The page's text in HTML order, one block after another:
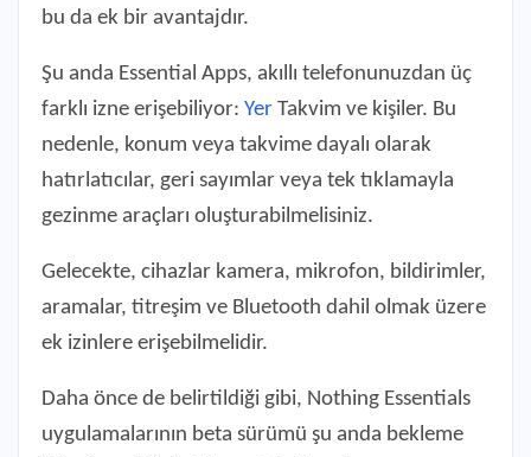
bu da ek bir avantajdır.
Şu anda Essential Apps, akıllı telefonunuzdan üç
farklı izne erişebiliyor: Yer Takvim ve kişiler. Bu
nedenle, konum veya takvime dayalı olarak
hatırlatıcılar, geri sayımlar veya tek tıklamayla
gezinme araçları oluşturabilmelisiniz.
Gelecekte, cihazlar kamera, mikrofon, bildirimler,
aramalar, titreşim ve Bluetooth dahil olmak üzere
ek izinlere erişebilmelidir.
Daha önce de belirtildiği gibi, Nothing Essentials
uygulamalarının beta sürümü şu anda bekleme